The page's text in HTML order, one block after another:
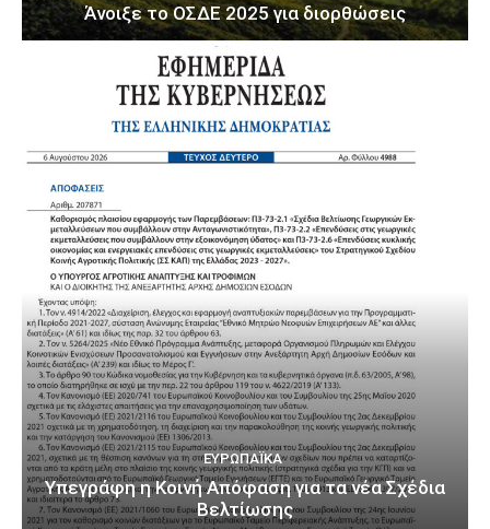
Άνοιξε το ΟΣΔΕ 2025 για διορθώσεις
ΕΥΡΩΠΑΪΚΆ
Υπεγράφη η Κοινή Απόφαση για τα νέα Σχέδια
Βελτίωσης